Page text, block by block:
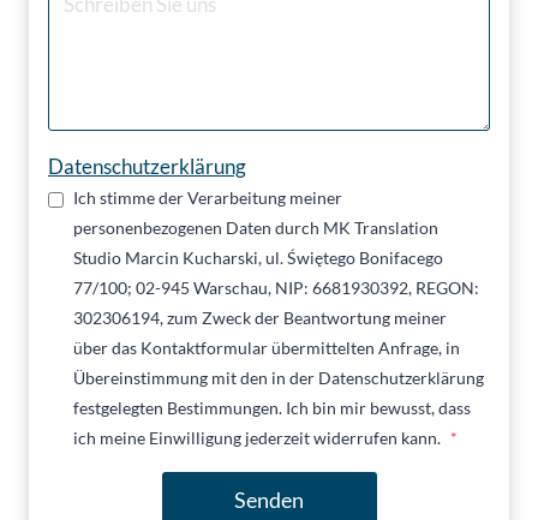
Datenschutzerklärung
Ich stimme der Verarbeitung meiner
personenbezogenen Daten durch MK Translation
Studio Marcin Kucharski, ul. Świętego Bonifacego
77/100; 02-945 Warschau, NIP: 6681930392, REGON:
302306194, zum Zweck der Beantwortung meiner
über das Kontaktformular übermittelten Anfrage, in
Übereinstimmung mit den in der Datenschutzerklärung
festgelegten Bestimmungen. Ich bin mir bewusst, dass
ich meine Einwilligung jederzeit widerrufen kann. *
Senden